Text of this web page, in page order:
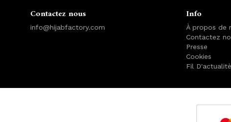
Contactez nous
info@hijabfactory.com
Info
À propos de
Contactez
Presse
Cookies
Fil